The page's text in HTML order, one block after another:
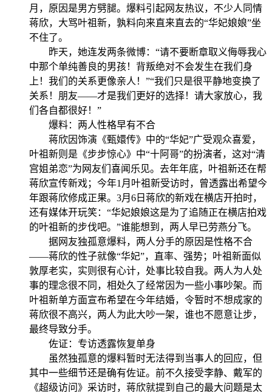
月，原因是男方劈腿。爆料引起网友热议，不少人同情
蒋欣，大骂叶祖新，孰料向来直来直去的“华妃娘娘”坐
不住了。
昨天，她连发两条微博：“请不要断章取义侮辱我心
中那个单纯善良的男孩！背叛绝对不会发生在我们身
上！我们的关系更像亲人！”“我们只是很平静地变换了
关系！朋友——才是我们更好的选择！请大家放心，我
们各自都很好！”
爆料：两人性格早有不合
蒋欣因饰演《甄嬛传》中的“华妃”广受观众喜爱，
叶祖新则是《步步惊心》中“十阿哥”的扮演者，这对“清
宫姐弟恋”为网友们喜闻乐见。去年年底，叶祖新还在帮
蒋欣宣传新戏；今年1月叶祖新受访时，曾透露出希望今
年跟蒋欣修成正果。3月6日蒋欣的新戏在横店开拍时，
还有媒体开玩笑：“华妃娘娘这是为了追随正在横店拍戏
的叶祖新的步伐吧。”谁能想到，两人早已劳燕分飞。
据网友独孤意爆料，两人分手的原因是性格不合
——蒋欣的性子就像“华妃”，直率、强势；叶祖新面似
敦厚老实，实则很有心计，处事比较自我。两人为人处
事的理念很不同，相处久了经常因为一些小事吵架。而
叶祖新单方面宣布希望在今年结婚，令暂时不想成家的
蒋欣很不高兴，两人为此大吵一架，谁也不愿意让步，
最终导致分手。
佐证：专访透露恢复单身
虽然独孤意的爆料暂时无法得到当事人的回应，但
其中一些细节还是确有佐证。前不久接受李静、戴军的
《超级访问》采访时，蒋欣就提到自己的最大问题是太